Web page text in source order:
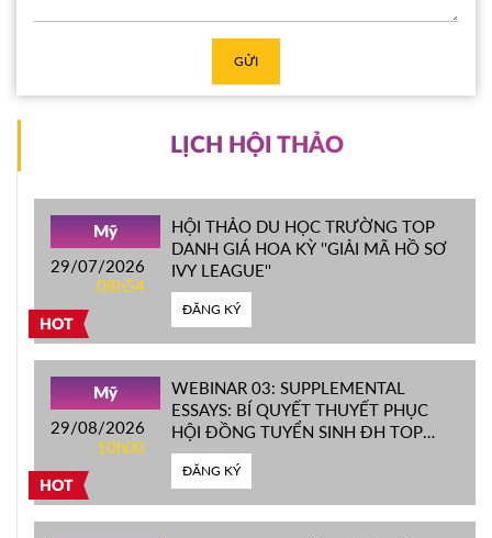
GỬI
LỊCH HỘI THẢO
HOT
Mỹ
29/07/2026
08h54
HỘI THẢO DU HỌC TRƯỜNG TOP
DANH GIÁ HOA KỲ ''GIẢI MÃ HỒ SƠ
IVY LEAGUE''
ĐĂNG KÝ
HOT
Mỹ
29/08/2026
10h00
WEBINAR 03: SUPPLEMENTAL
ESSAYS: BÍ QUYẾT THUYẾT PHỤC
HỘI ĐỒNG TUYỂN SINH ĐH TOP
ĐẦU MỸ
ĐĂNG KÝ